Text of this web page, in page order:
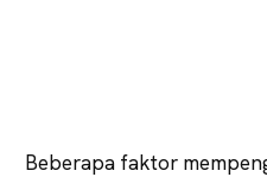
Beberapa faktor